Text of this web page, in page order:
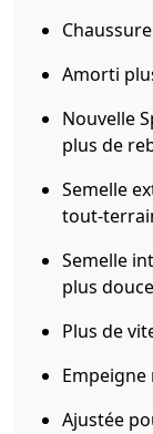
Amorti
Nouvelle
plus de
Semelle
tout-
Semelle
plus douce
Plus de
Ajustée